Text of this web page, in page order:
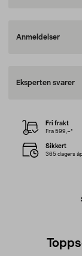
Anmeldelser
Eksperten svarer
Fri frakt
Fra 599,–*
Sikkert
365 dagers